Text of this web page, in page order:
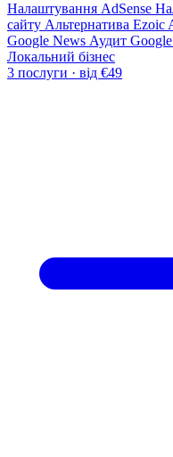
Налаштування AdSense
сайту Альтернатива Ezoic
Google News Аудит
Локальний бізнес
3 послуги · від €49